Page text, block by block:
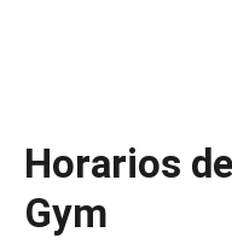
Horarios
Gym